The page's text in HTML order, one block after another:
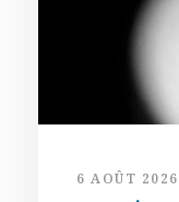
6 AOÛT 2026